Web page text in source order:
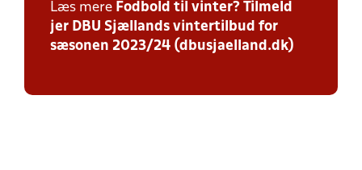
Læs mere Fodbold til vinter? Tilmeld
jer DBU Sjællands vintertilbud for
sæsonen 2023/24 (dbusjaelland.dk)